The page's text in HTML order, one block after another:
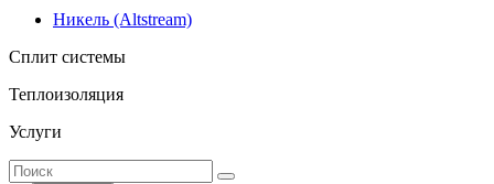
Никель (Altstream)
Сплит системы
Теплоизоляция
Услуги